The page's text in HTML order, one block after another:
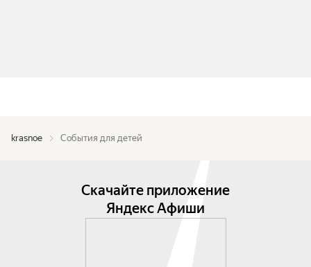
krasnoe События для детей
Скачайте приложение
Яндекс Афиши